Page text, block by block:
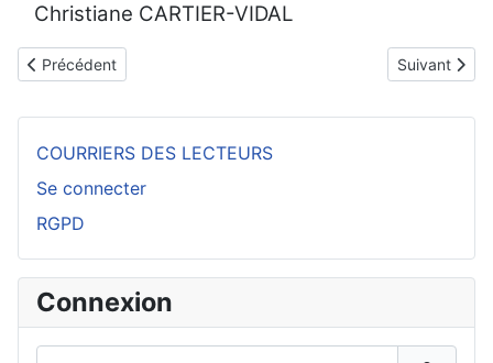
COURRIERS DES LECTEURS
Se connecter
RGPD
Connexion
Christiane CARTIER-VIDAL
Article précédent : Vœux du Président pour 2025
Précédent Article
Suivant